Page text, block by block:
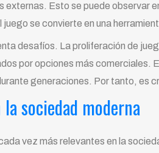
externas. Esto se puede observar
se convierte en una
desafíos. La proliferación de
por opciones más comerciales.
generaciones. Por tanto, es
sociedad moderna
vez más relevantes en la